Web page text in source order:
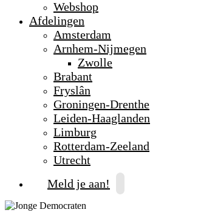
Webshop
Afdelingen
Amsterdam
Arnhem-Nijmegen
Zwolle
Brabant
Fryslân
Groningen-Drenthe
Leiden-Haaglanden
Limburg
Rotterdam-Zeeland
Utrecht
Meld je aan!